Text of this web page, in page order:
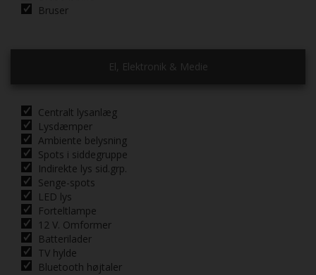
Bruser
El, Elektronik & Medie
Centralt lysanlæg
Lysdæmper
Ambiente belysning
Spots i siddegruppe
Indirekte lys sid.grp.
Senge-spots
LED lys
Forteltlampe
12 V. Omformer
Batterilader
TV hylde
Bluetooth højtaler